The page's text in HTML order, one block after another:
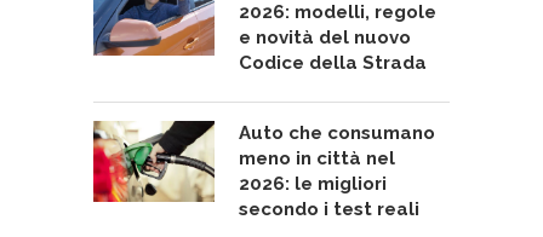
2026: modelli, regole
e novità del nuovo
Codice della Strada
Auto che consumano
meno in città nel
2026: le migliori
secondo i test reali